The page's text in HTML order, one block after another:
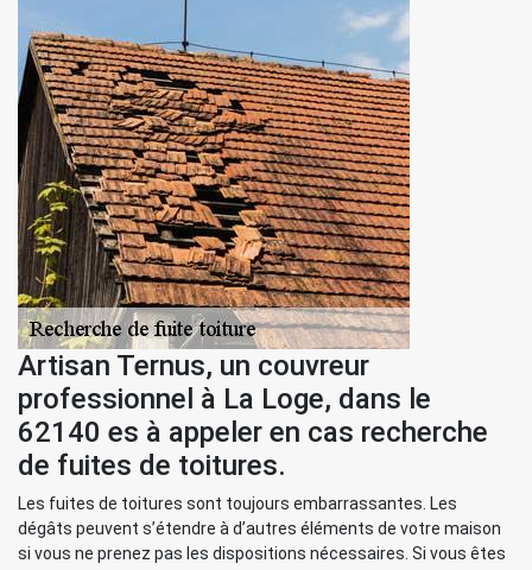
Artisan Ternus, un couvreur
professionnel à La Loge, dans le
62140 es à appeler en cas recherche
de fuites de toitures.
Les fuites de toitures sont toujours embarrassantes. Les
dégâts peuvent s’étendre à d’autres éléments de votre maison
si vous ne prenez pas les dispositions nécessaires. Si vous êtes